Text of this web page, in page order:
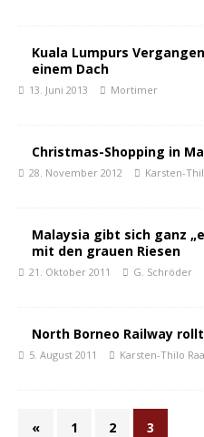
Kuala Lumpurs
einem Dach
13. Juni 2013 Mortimer
Christmas-Shopping in
28. November 2012 Karsten-
Malaysia gibt sich ganz
mit den grauen Riesen
21. Oktober 2011 G. Schröder
North Borneo Railway
5. August 2011 Karsten-Thilo
« 1 2 3